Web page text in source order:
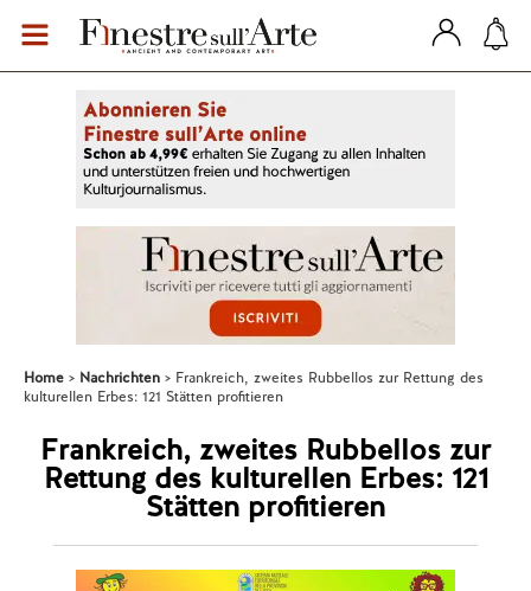
Home Nachrichten
Frankreich, zweites Rubbellos zur Rettung des
kulturellen Erbes: 121 Stätten profitieren
Frankreich, zweites Rubbellos zur
Rettung des kulturellen Erbes: 121
Stätten profitieren